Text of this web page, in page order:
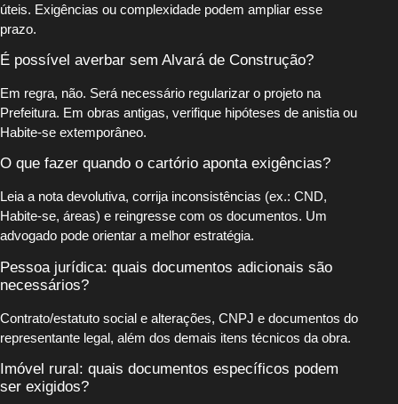
úteis. Exigências ou complexidade podem ampliar esse
prazo.
É possível averbar sem Alvará de Construção?
Em regra, não. Será necessário regularizar o projeto na
Prefeitura. Em obras antigas, verifique hipóteses de anistia ou
Habite-se extemporâneo.
O que fazer quando o cartório aponta exigências?
Leia a nota devolutiva, corrija inconsistências (ex.: CND,
Habite-se, áreas) e reingresse com os documentos. Um
advogado pode orientar a melhor estratégia.
Pessoa jurídica: quais documentos adicionais são
necessários?
Contrato/estatuto social e alterações, CNPJ e documentos do
representante legal, além dos demais itens técnicos da obra.
Imóvel rural: quais documentos específicos podem
ser exigidos?